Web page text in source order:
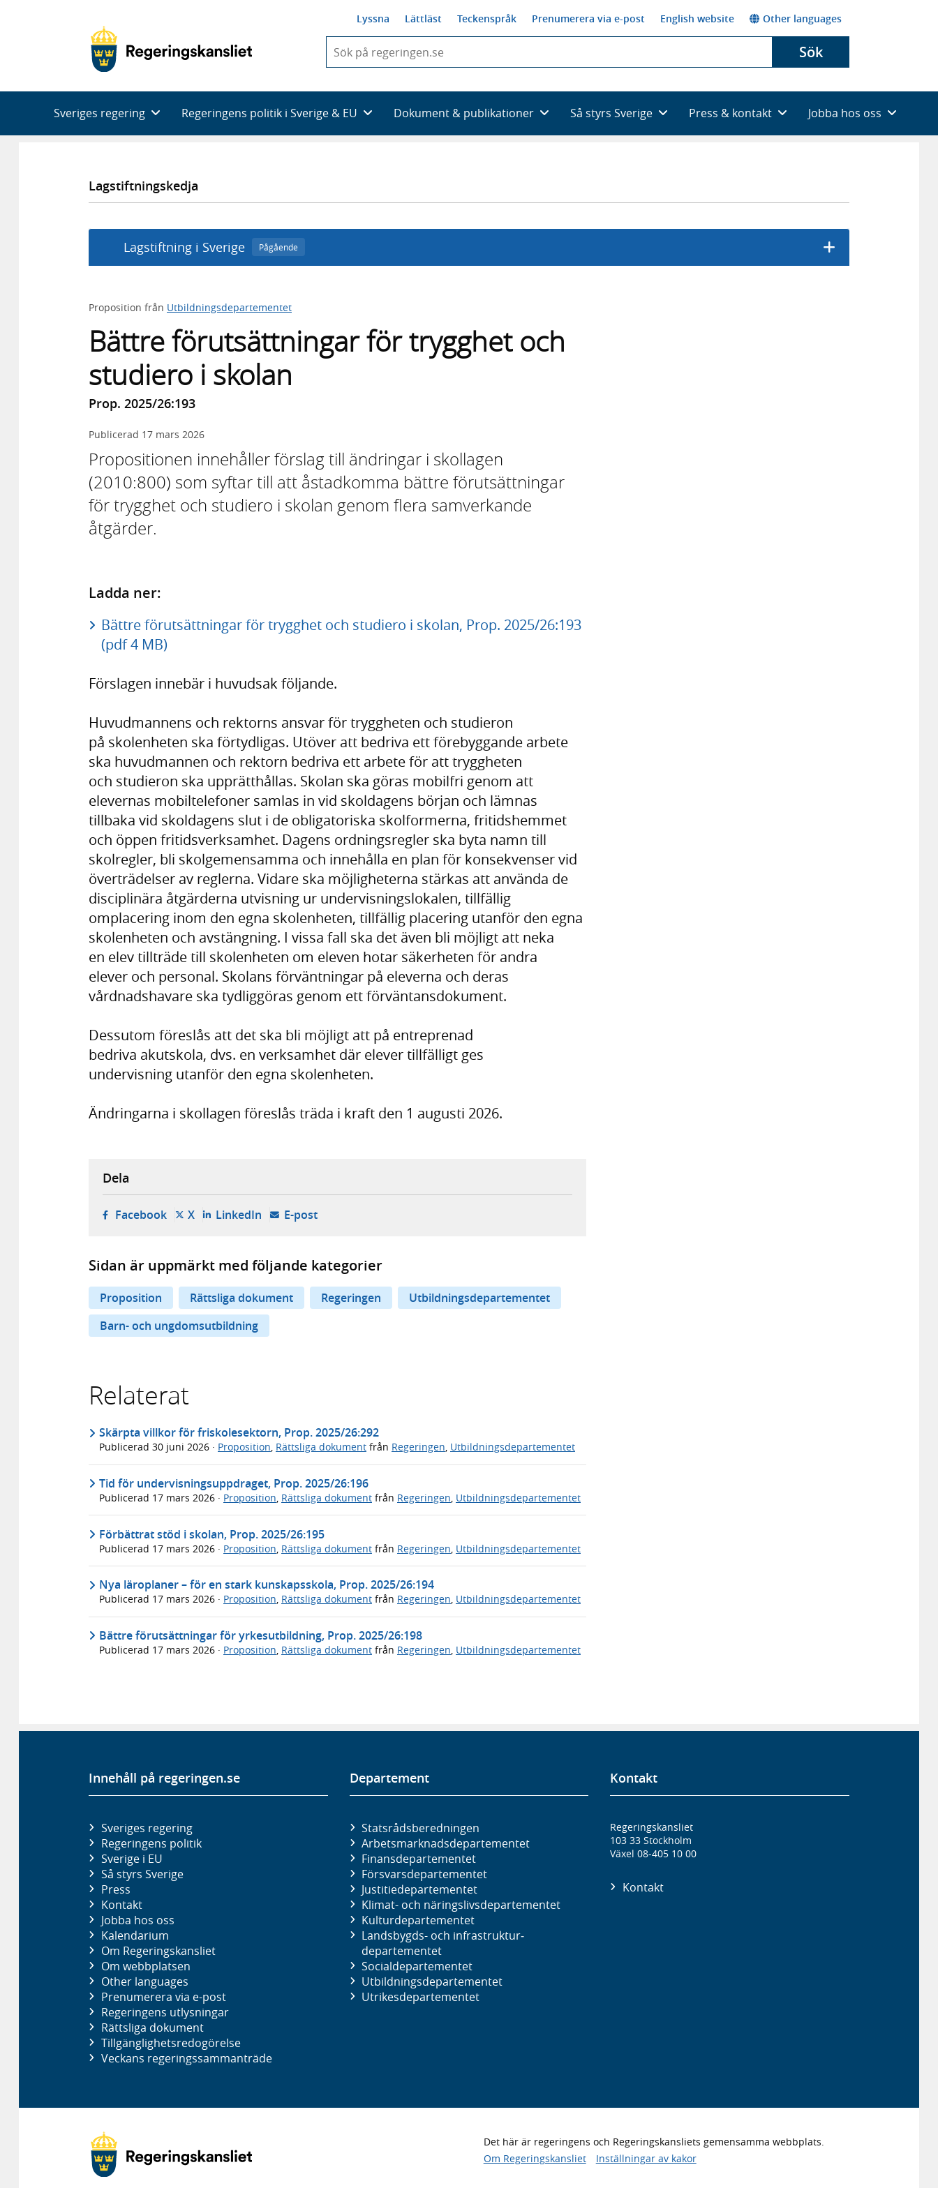
Lyssna Lättläst Teckenspråk Prenumerera via e-post English website Other languages
du
skriva
framträder
en
Sök
Sveriges regering Regeringens politik i Sverige & EU Dokument & publikationer Så styrs Sverige Press & kontakt Jobba hos oss
Lagstiftningskedja
Lagstiftning i Sverige Pågående
Proposition från Utbildningsdepartementet
Bättre förutsättningar för trygghet och
studiero i skolan
Prop. 2025/26:193
Publicerad 17 mars 2026
Propositionen innehåller förslag till ändringar i skollagen
(2010:800) som syftar till att åstadkomma bättre förutsättningar
för trygghet och studiero i skolan genom flera samverkande
åtgärder.
Ladda ner:
Bättre förutsättningar för trygghet och studiero i skolan, Prop. 2025/26:193
(pdf 4 MB)
Förslagen innebär i huvudsak följande.
Huvudmannens och rektorns ansvar för tryggheten och studieron
på skolenheten ska förtydligas. Utöver att bedriva ett förebyggande arbete
ska huvudmannen och rektorn bedriva ett arbete för att tryggheten
och studieron ska upprätthållas. Skolan ska göras mobilfri genom att
elevernas mobiltelefoner samlas in vid skoldagens början och lämnas
tillbaka vid skoldagens slut i de obligatoriska skolformerna, fritidshemmet
och öppen fritidsverksamhet. Dagens ordningsregler ska byta namn till
skolregler, bli skolgemensamma och innehålla en plan för konsekvenser vid
överträdelser av reglerna. Vidare ska möjligheterna stärkas att använda de
disciplinära åtgärderna utvisning ur undervisningslokalen, tillfällig
omplacering inom den egna skolenheten, tillfällig placering utanför den egna
skolenheten och avstängning. I vissa fall ska det även bli möjligt att neka
en elev tillträde till skolenheten om eleven hotar säkerheten för andra
elever och personal. Skolans förväntningar på eleverna och deras
vårdnadshavare ska tydliggöras genom ett förväntansdokument.
Dessutom föreslås att det ska bli möjligt att på entreprenad
bedriva akutskola, dvs. en verksamhet där elever tillfälligt ges
undervisning utanför den egna skolenheten.
Ändringarna i skollagen föreslås träda i kraft den 1 augusti 2026.
Dela
Facebook- öppnas i ny flik, extern webbplats,
X- öppnas i ny flik, extern webbplats,
LinkedIn- öppnas i ny flik, extern webbplats,
E-post- öppnar din e-postklient,
Sidan är uppmärkt med följande kategorier
Proposition Rättsliga dokument Regeringen
Utbildningsdepartementet
Barn- och ungdomsutbildning
Relaterat
Skärpta villkor för friskolesektorn, Prop. 2025/26:292
Publicerad 30 juni 2026 · Proposition, Rättsliga dokument från Regeringen, Utbildningsdepartementet
Tid för undervisningsuppdraget, Prop. 2025/26:196
Publicerad 17 mars 2026 · Proposition, Rättsliga dokument från Regeringen, Utbildningsdepartementet
Förbättrat stöd i skolan, Prop. 2025/26:195
Publicerad 17 mars 2026 · Proposition Rättsliga dokument från Regeringen Utbildningsdepartementet
Nya läroplaner – för en stark kunskapsskola, Prop. 2025/26:194
Publicerad 17 mars 2026 · Proposition, Rättsliga dokument från Regeringen, Utbildningsdepartementet
Bättre förutsättningar för yrkesutbildning, Prop. 2025/26:198
Publicerad 17 mars 2026 · Proposition, Rättsliga dokument från Regeringen, Utbildningsdepartementet
Innehåll på regeringen.se
Sveriges regering
Regeringens politik
Sverige i EU
Så styrs Sverige
Press
Kontakt
Jobba hos oss
Kalendarium
Om Regeringskansliet
Om webbplatsen
Other languages
Prenumerera via e-post
Regeringens utlysningar
Rättsliga dokument
Tillgänglighetsredogörelse
Veckans regeringssammanträde
Departement
Statsrådsberedningen
Arbetsmarknads­departementet
Finans­departementet
Försvars­departementet
Justitie­departementet
Klimat- och näringslivs­departementet
Kultur­departementet
Landsbygds- och infrastruktur­
departementet
Social­departementet
Utbildnings­departementet
Utrikes­departementet
Kontakt
Regeringskansliet
103 33 Stockholm
Växel 08-405 10 00
Kontakt
Det här är regeringens och Regeringskansliets gemensamma webbplats.
Om Regeringskansliet
Inställningar av kakor